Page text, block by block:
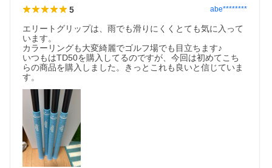
5 abe********
エリートグリップは、雨でも滑りにくくとても気に入って
います。
カラーリングも大変綺麗でゴルフ場でも目立ちます♪
いつもはTD50を購入してるのですが、今回は初めてこち
らの商品を購入しました。きっとこれも良いと信じていま
す。